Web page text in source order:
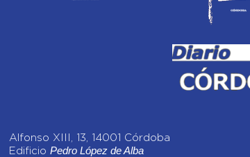
Alfonso XIII, 13, 14001 Córdoba
Edificio Pedro López de Alba